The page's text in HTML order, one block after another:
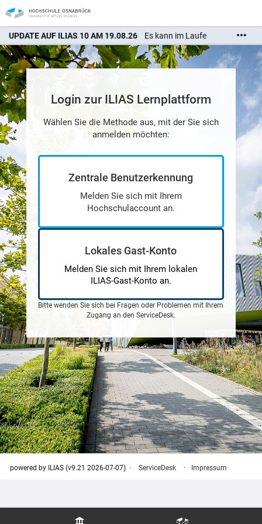
UPDATE AUF ILIAS 10 AM 19.08.26
Es kann im Laufe
des Tages zu Unterbrechungen in der Erreichbarkeit
kommen. Wir bitten um Ihr Verständnis.
Login zur ILIAS Lernplattform
Wählen Sie die Methode aus, mit der Sie sich
anmelden möchten:
Zentrale Benutzerkennung
Melden Sie sich mit Ihrem
Hochschulaccount an.
Lokales Gast-Konto
Melden Sie sich mit Ihrem lokalen
ILIAS-Gast-Konto an.
Bitte wenden Sie sich bei Fragen oder Problemen mit Ihrem
Zugang an den ServiceDesk.
powered by ILIAS (v9.21 2026-07-07) ServiceDesk Impressum